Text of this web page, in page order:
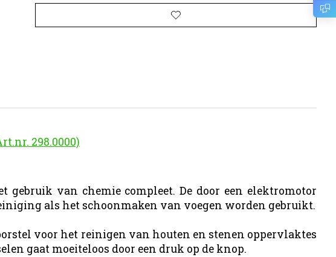
298.0000)
van chemie compleet. De door een elektromotor
als het schoonmaken van voegen worden gebruikt.
voor het reinigen van houten en stenen oppervlaktes
gaat moeiteloos door een druk op de knop.